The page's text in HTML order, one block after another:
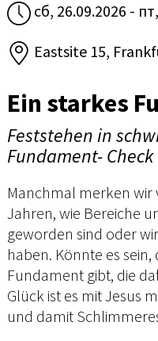
сб, 26.09.2026 -
Eastsite 15,
Ein starkes
Feststehen in
Fundament- Check
Manchmal merken wir
Jahren, wie Bereiche
geworden sind oder
haben. Könnte es
Fundament gibt, die
Glück ist es mit Jesus
und damit